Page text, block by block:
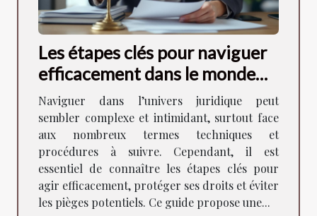
Les étapes clés pour naviguer
efficacement dans le monde
juridique
Naviguer dans l’univers juridique peut
sembler complexe et intimidant, surtout face
aux nombreux termes techniques et
procédures à suivre. Cependant, il est
essentiel de connaître les étapes clés pour
agir efficacement, protéger ses droits et éviter
les pièges potentiels. Ce guide propose une...